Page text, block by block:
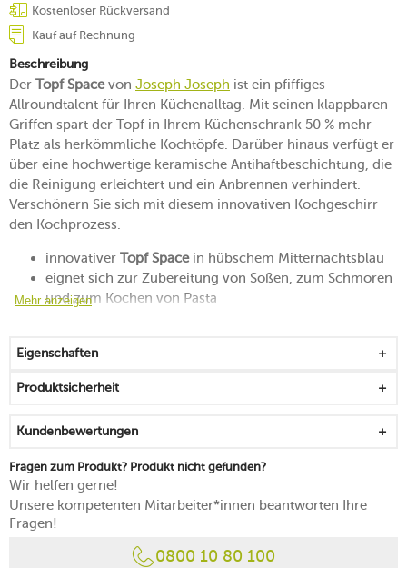
Kostenloser Rückversand
Kauf auf Rechnung
Beschreibung
Der Topf Spacevon Joseph Joseph ist ein pfiffiges
Allroundtalent für Ihren Küchenalltag. Mit seinen klappbaren
Griffen spart der Topf in Ihrem Küchenschrank 50 % mehr
Platz als herkömmliche Kochtöpfe. Darüber hinaus verfügt er
über eine hochwertige keramische Antihaftbeschichtung, die
die Reinigung erleichtert und ein Anbrennen verhindert.
Verschönern Sie sich mit diesem innovativen Kochgeschirr
den Kochprozess.
innovativer Topf Spacein hübschem Mitternachtsblau
eignet sich zur Zubereitung von Soßen, zum Schmoren
und zum Kochen von Pasta
für eine platzsparende Aufbewahrung und eine
angenehme Ordnung im Küchenschrank
Korpus aus robustem Aluminium, das die gleichmäßige
Hitzeverteilung fördert
punktuelle Heißzonen werden bei der Nutzung
verhindert
transparenter Deckel aus gehärtetem Glas für ein
auf eine lange Nutzungsdauer ausgelegt
Mehr anzeigen
Eigenschaften
Produktsicherheit
Kundenbewertungen
Fragen zum Produkt? Produkt nicht gefunden?
Wir helfen gerne!
Unsere kompetenten Mitarbeiter*innen beantworten Ihre
Fragen!
0800 10 80 100